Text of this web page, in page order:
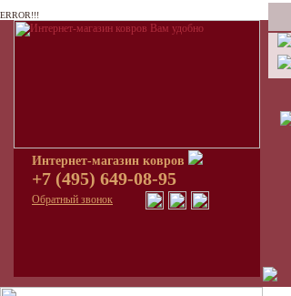
ERROR!!!
Интернет-магазин ковров
+7 (495) 649-08-95
Обратный звонок